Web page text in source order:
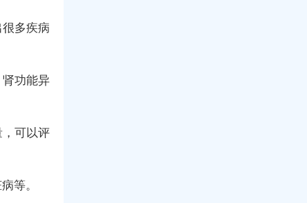
多疾病
功能异
可以评
等。